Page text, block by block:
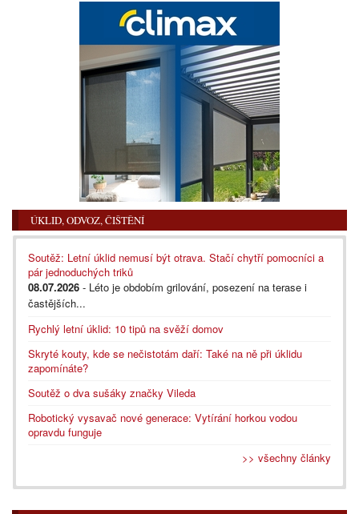
ÚKLID, ODVOZ, ČIŠTĚNÍ
Soutěž: Letní úklid nemusí být otrava. Stačí chytří pomocníci a
pár jednoduchých triků
08.07.2026 - Léto je obdobím grilování, posezení na terase i
častějších...
Rychlý letní úklid: 10 tipů na svěží domov
Skryté kouty, kde se nečistotám daří: Také na ně při úklidu
zapomínáte?
Soutěž o dva sušáky značky Vileda
Robotický vysavač nové generace: Vytírání horkou vodou
opravdu funguje
>> všechny články